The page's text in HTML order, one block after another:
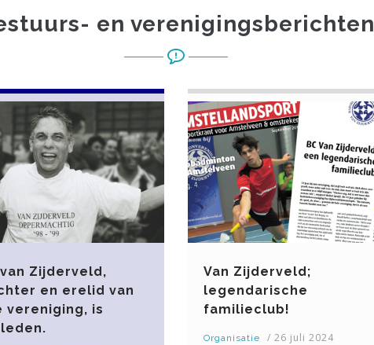
en verenigingsberichten
Zijderveld,
en erelid van
vereniging, is
Van Zijderveld;
legendarische
familieclub!
Organisatie / 26 juli 2024